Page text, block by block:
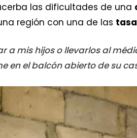
las dificultades de una
región con una de las
a mis hijos o llevarlos al
en el balcón abierto de su